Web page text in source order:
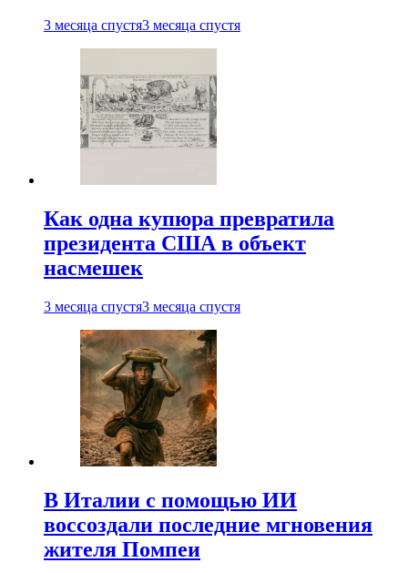
3 месяца спустя3 месяца спустя
Как одна купюра превратила
президента США в объект
насмешек
3 месяца спустя3 месяца спустя
В Италии с помощью ИИ
воссоздали последние мгновения
жителя Помпеи